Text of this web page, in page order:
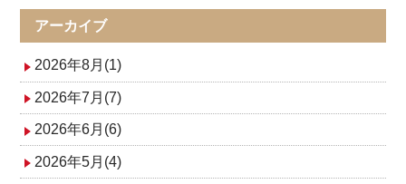
シ
ョ
ン
アーカイブ
2026年8月(1)
2026年7月(7)
2026年6月(6)
2026年5月(4)